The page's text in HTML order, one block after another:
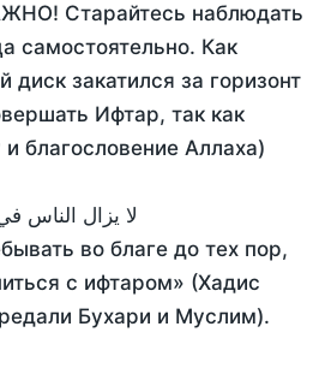
Старайтесь наблюдать
самостоятельно. Как
диск закатился за горизонт
Ифтар, так как
благословение Аллаха)
لا يزال الناس
во благе до тех пор,
с ифтаром» (Хадис
Бухари и Муслим).